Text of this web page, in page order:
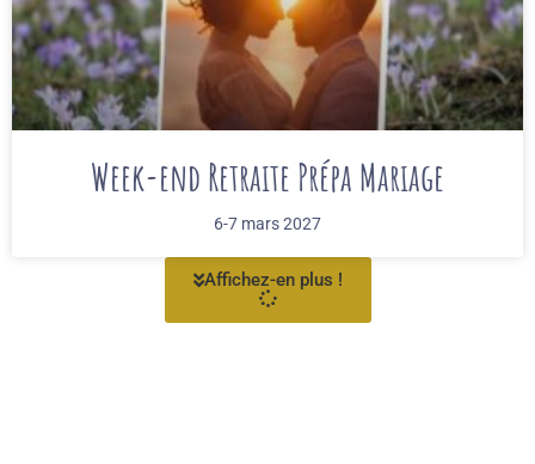
Week-end Retraite Prépa Mariage
6-7 mars 2027
Affichez-en plus !